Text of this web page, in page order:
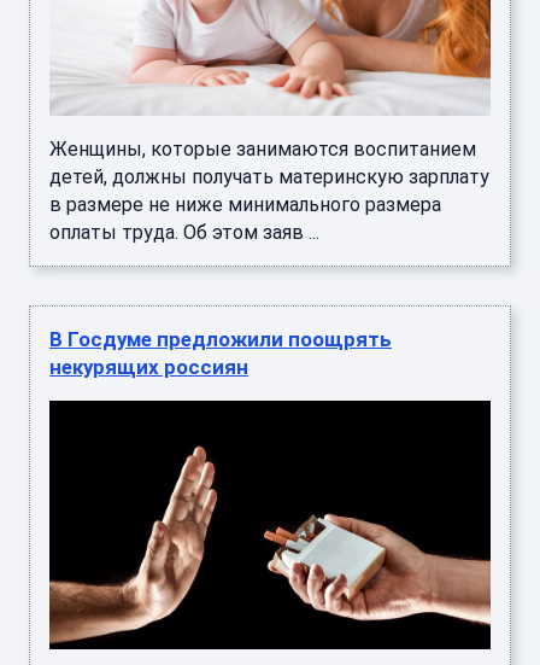
Женщины, которые занимаются воспитанием
детей, должны получать материнскую зарплату
в размере не ниже минимального размера
оплаты труда. Об этом заяв ...
В Госдуме предложили поощрять
некурящих россиян